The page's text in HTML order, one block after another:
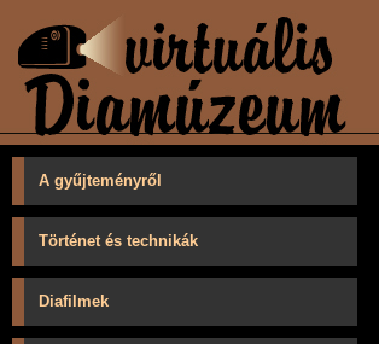
A gyűjteményről
Történet és technikák
Diafilmek